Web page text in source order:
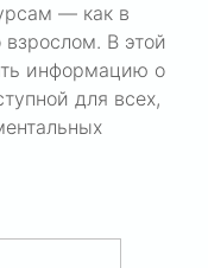
— как в
взрослом. В этой
информацию о
для всех,